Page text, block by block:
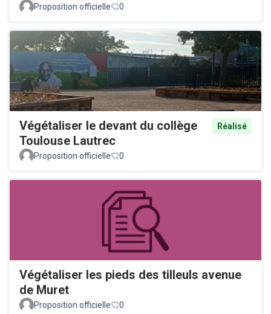
Proposition officielle 0
Végétaliser le devant du collège
Toulouse Lautrec
Réalisé
Proposition officielle 0
Végétaliser les pieds des tilleuls avenue
de Muret
Proposition officielle 0